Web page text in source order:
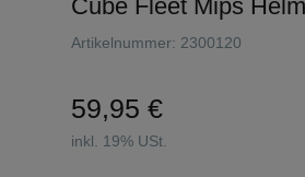
Cube Fleet Mips
Artikelnummer: 2300120
59,95 €
inkl. 19% USt.